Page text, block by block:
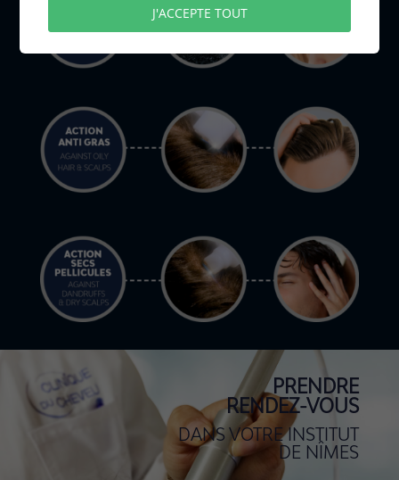
PRENDRE
RENDEZ-VOUS
DANS VOTRE INSTITUT
DE NÎMES
J'ACCEPTE TOUT